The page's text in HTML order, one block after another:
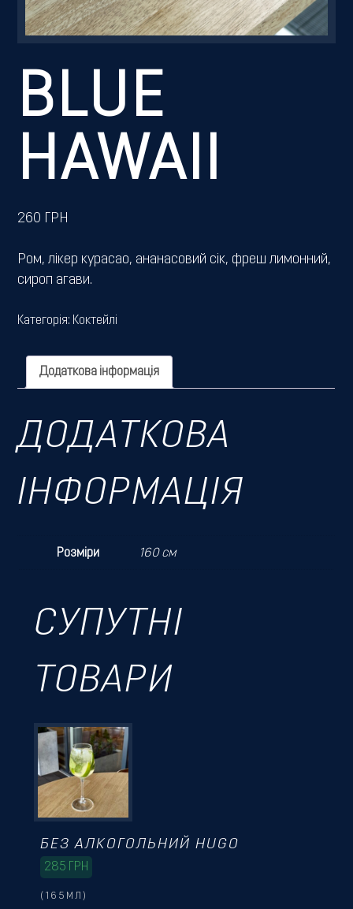
BLUE
HAWAII
260 ГРН
Ром, лікер курасао, ананасовий сік, фреш лимонний,
сироп агави.
Категорія: Коктейлі
Додаткова інформація
ДОДАТКОВА
ІНФОРМАЦІЯ
Розміри 160 см
СУПУТНІ
ТОВАРИ
(165МЛ)
БЕЗ АЛКОГОЛЬНИЙ HUGO
285 ГРН